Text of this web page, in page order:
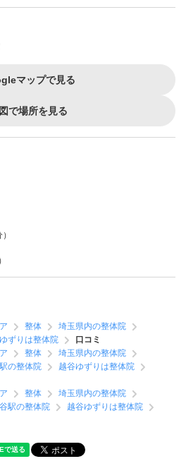
マップで見る
で場所を見る
整体
埼玉県内の整体院
ずりは整体院
口コミ
整体
埼玉県内の整体院
の整体院
越谷ゆずりは整体院
整体
埼玉県内の整体院
駅の整体院
越谷ゆずりは整体院